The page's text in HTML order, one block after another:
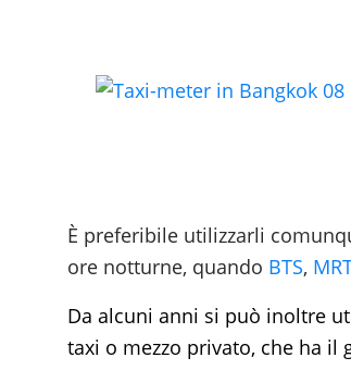
È preferibile utilizzarli
ore notturne, quando BTS,
Da alcuni anni si può inoltre
taxi o mezzo privato, che ha